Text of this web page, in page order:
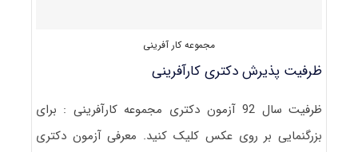
مجموعه کار آفرینی
ظرفیت پذیرش دکتری کارآفرینی
ظرفیت سال 92 آزمون دکتری مجموعه کارآفرینی : برای
بزرگنمایی بر روی عکس کلیک کنید. معرفی آزمون دکتری